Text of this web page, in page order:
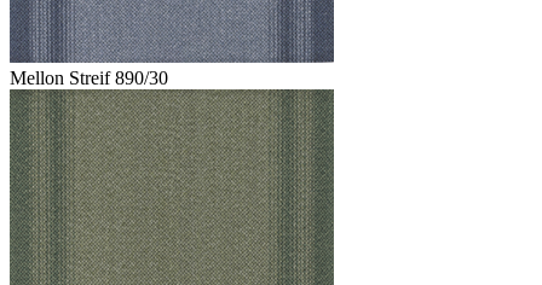
Mellon Streif 890/30